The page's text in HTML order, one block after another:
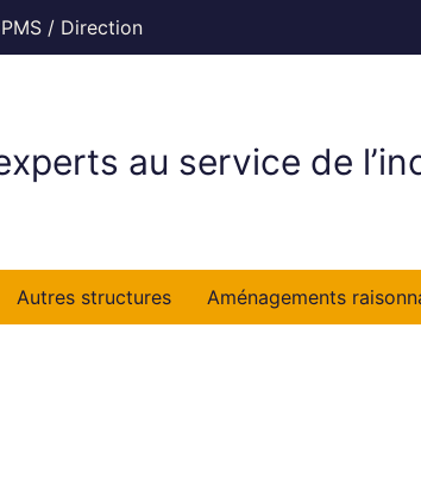
/ Direction
au service de
Autres structures Aménagements